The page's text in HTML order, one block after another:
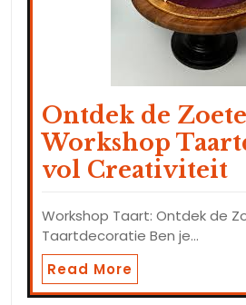
Ontdek de
Workshop
vol Creativiteit
Workshop Taart: Ontdek de
Taartdecoratie Ben je…
Read More